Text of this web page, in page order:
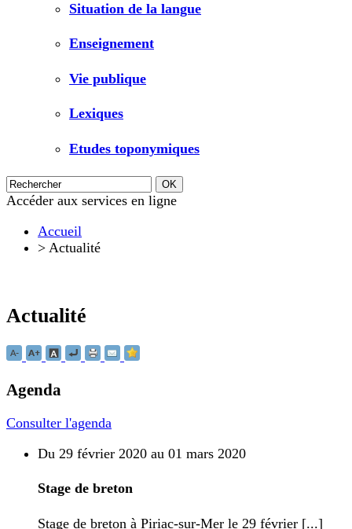
Situation de la langue
Enseignement
Vie publique
Lexiques
Etudes toponymiques
Accéder aux services en ligne
Accueil
> Actualité
Actualité
Agenda
Consulter l'agenda
Du 29 février 2020 au 01 mars 2020
Stage de breton
Stage de breton à Piriac-sur-Mer le 29 février [...]